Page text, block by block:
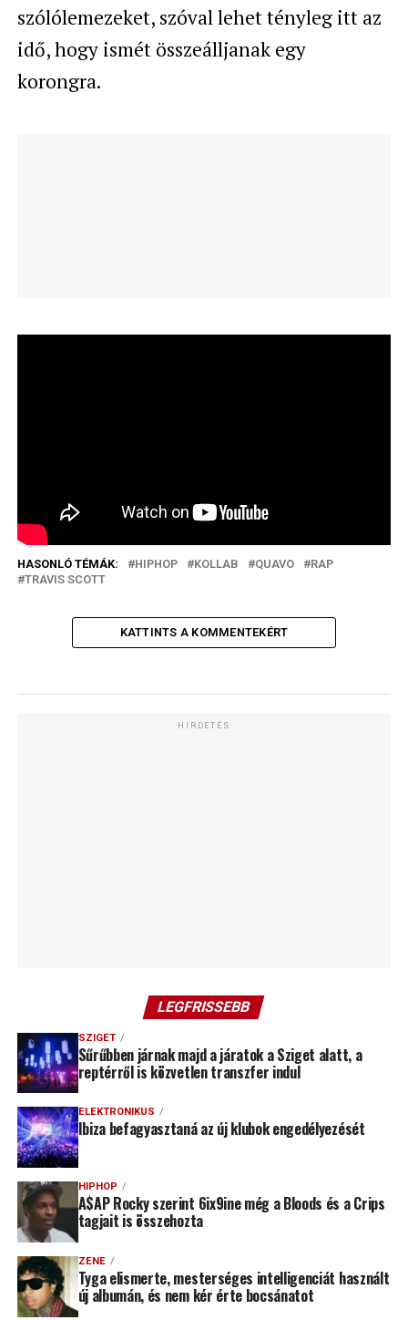
szólólemezeket, szóval lehet tényleg itt az
idő, hogy ismét összeálljanak egy
korongra.
HASONLÓ TÉMÁK: HIPHOP KOLLAB QUAVO
RAP
TRAVIS SCOTT
KATTINTS A KOMMENTEKÉRT
HIRDETÉS
LEGFRISSEBB
SZIGET
Sűrűbben járnak majd a járatok a Sziget alatt, a
reptérről is közvetlen transzfer indul
ELEKTRONIKUS
Ibiza befagyasztaná az új klubok engedélyezését
HIPHOP
A$AP Rocky szerint 6ix9ine még a Bloods és a Crips
tagjait is összehozta
ZENE
Tyga elismerte, mesterséges intelligenciát használt
új albumán, és nem kér érte bocsánatot